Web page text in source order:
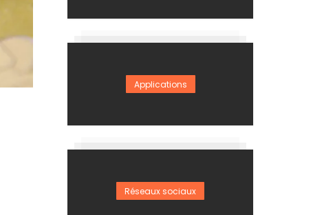
Applications
Réseaux sociaux